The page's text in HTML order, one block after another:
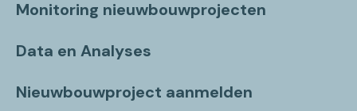
Monitoring nieuwbouwprojecten
Data en Analyses
Nieuwbouwproject aanmelden